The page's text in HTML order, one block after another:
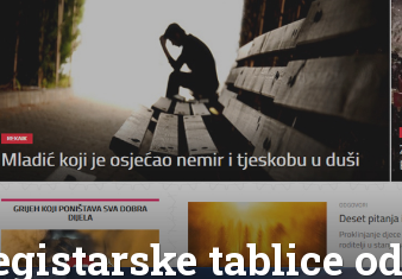
tablice